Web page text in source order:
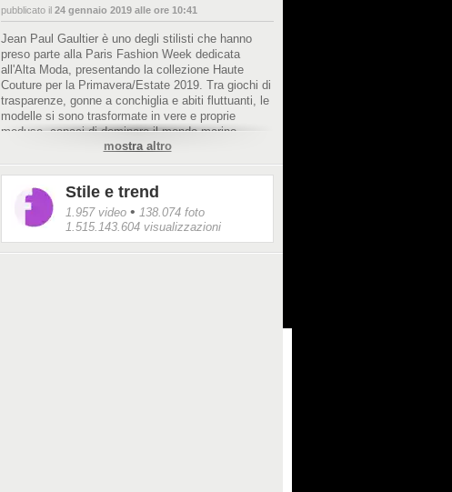
pubblicato il 24 gennaio 2019 alle ore 10:41
Jean Paul Gaultier è uno degli stilisti che hanno
preso parte alla Paris Fashion Week dedicata
all'Alta Moda, presentando la collezione Haute
Couture per la Primavera/Estate 2019. Tra giochi di
trasparenze, gonne a conchiglia e abiti fluttuanti, le
modelle si sono trasformate in vere e proprie
meduse, capaci di dominare il mondo marino.
mostra altro
Stile e trend
1.957 video • 138.074 foto
1.515.143.604 visualizzazioni